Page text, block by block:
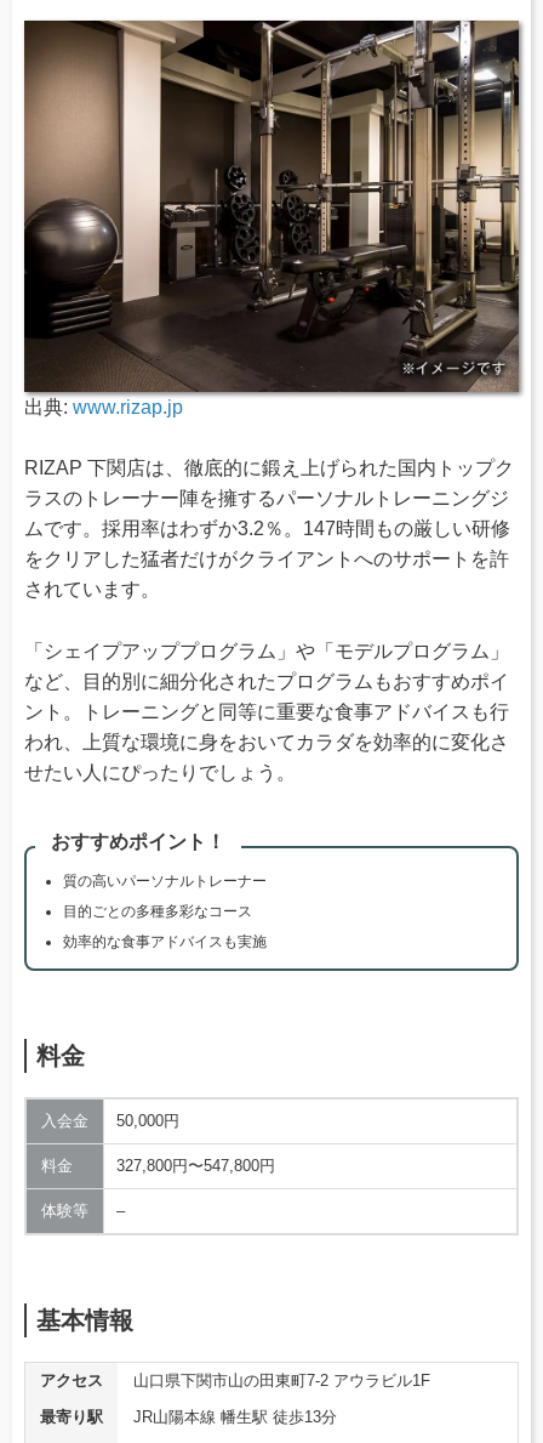
出典: www.rizap.jp
RIZAP 下関店は、徹底的に鍛え上げられた国内トップク
ラスのトレーナー陣を擁するパーソナルトレーニングジ
ムです。採用率はわずか3.2％。147時間もの厳しい研修
をクリアした猛者だけがクライアントへのサポートを許
されています。
「シェイプアッププログラム」や「モデルプログラム」
など、目的別に細分化されたプログラムもおすすめポイ
ント。トレーニングと同等に重要な食事アドバイスも行
われ、上質な環境に身をおいてカラダを効率的に変化さ
せたい人にぴったりでしょう。
おすすめポイント！
質の高いパーソナルトレーナー
目的ごとの多種多彩なコース
効率的な食事アドバイスも実施
料金
入会金 50,000円
料金 327,800円〜547,800円
体験等 –
基本情報
アクセス
山口県下関市山の田東町7-2 アウラビル1F
最寄り駅
JR山陽本線 幡生駅 徒歩13分